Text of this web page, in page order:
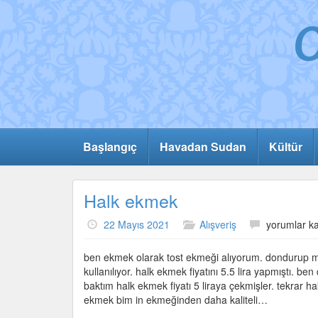
Başlangıç Havadan Sudan Kültür
Halk ekmek
22 Mayıs 2021 Alışveriş
Halk
için
yorumlar
ben ekmek olarak tost ekmeği alıyorum. dondurup
kullanılıyor. halk ekmek fiyatını 5.5 lira yapmıştı.
baktım halk ekmek fiyatı 5 liraya çekmişler. tekrar
ekmek bim in ekmeğinden daha kaliteli…